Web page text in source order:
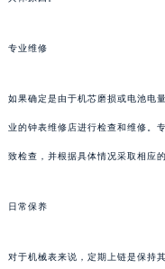
专业维修
如果确定是由于机芯磨损或电池电
业的钟表维修店进行检查和维修。
致检查，并根据具体情况采取相应
日常保养
对于机械表来说，定期上链是保持